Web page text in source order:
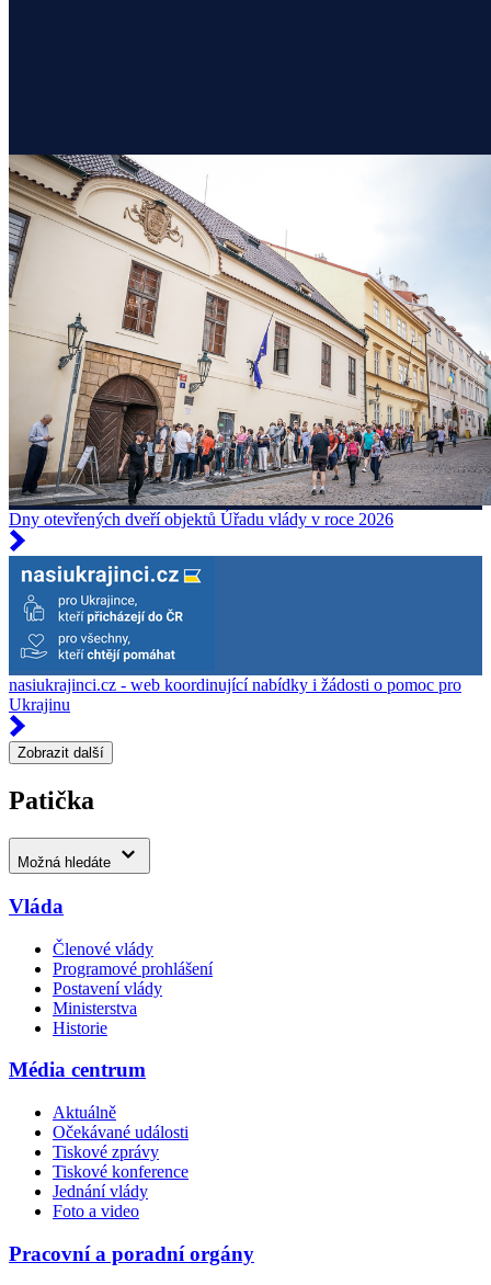
Dny otevřených dveří objektů Úřadu vlády v roce 2026
nasiukrajinci.cz - web koordinující nabídky i žádosti o pomoc pro
Ukrajinu
Zobrazit další
Patička
Možná hledáte
Vláda
Členové vlády
Programové prohlášení
Postavení vlády
Ministerstva
Historie
Média centrum
Aktuálně
Očekávané události
Tiskové zprávy
Tiskové konference
Jednání vlády
Foto a video
Pracovní a poradní orgány